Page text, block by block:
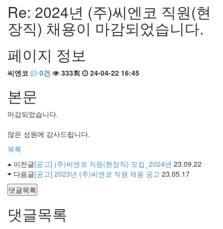
Re: 2024년 (주)씨엔코 직원(현
장직) 채용이 마감되었습니다.
페이지 정보
씨엔코 0건 333회 24-04-22 16:45
본문
마감되었습니다.
많은 성원에 감사드립니다.
목록
이전글[공고] (주)씨엔코 직원(현장직) 모집_2024년 23.09.22
다음글[공고] 2023년 (주)씨엔코 직원 채용 공고 23.05.17
댓글목록
댓글목록